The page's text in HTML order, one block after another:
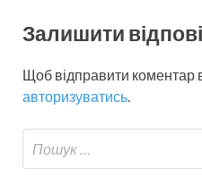
Залишити
Щоб відправити коментар
авторизуватись.